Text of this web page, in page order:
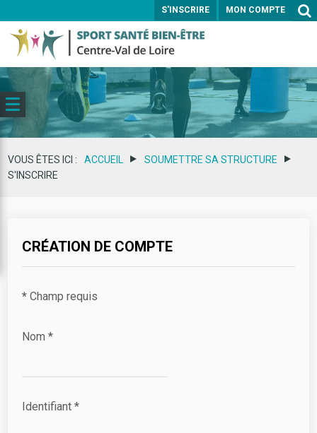
S'INSCRIRE MON COMPTE
ENVOYER
VOUS ÊTES ICI : ACCUEIL
SOUMETTRE SA STRUCTURE
S'INSCRIRE
CRÉATION DE COMPTE
* Champ requis
Nom *
Identifiant *